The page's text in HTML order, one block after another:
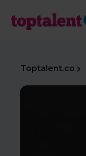
Toptalent.co